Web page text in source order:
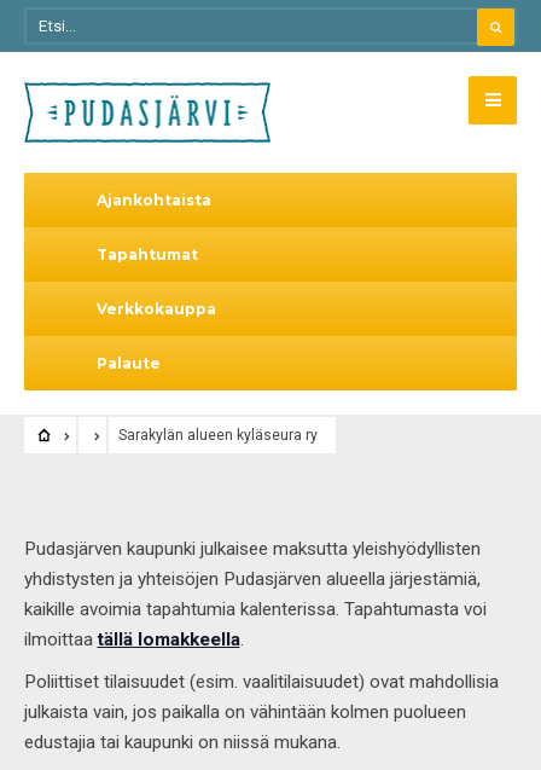
Ajankohtaista
Tapahtumat
Verkkokauppa
Palaute
Sarakylän alueen kyläseura ry
Pudasjärven kaupunki julkaisee maksutta yleishyödyllisten
yhdistysten ja yhteisöjen Pudasjärven alueella järjestämiä,
kaikille avoimia tapahtumia kalenterissa. Tapahtumasta voi
ilmoittaatällä lomakkeella.
Poliittiset tilaisuudet (esim. vaalitilaisuudet) ovat mahdollisia
julkaista vain, jos paikalla on vähintään kolmen puolueen
edustajia tai kaupunki on niissä mukana.